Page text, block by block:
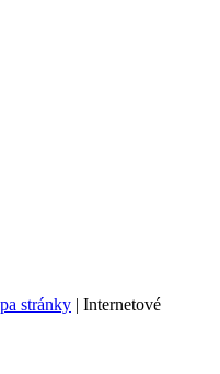
stránky | Internetové